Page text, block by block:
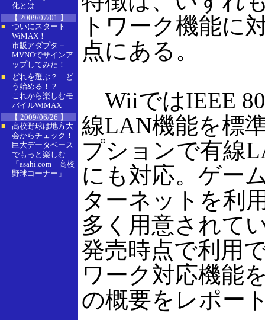
化とは
【 2009/07/01 】
■
ついにスタート
WiMAX！
市販アダプタ＋
MVNOでサインア
ップしてみた！
■
どれを選ぶ？ ど
う始める！？
これから楽しむモ
バイルWiMAX
【 2009/06/26 】
■
高校野球は地方大
会からチェック！
巨大データベース
でもっと楽しむ
「asahi.com 高校
野球コーナー」
トワーク機能に
点にある。
WiiではIEEE
線LAN機能を標
プションで有線
にも対応。ゲー
ターネットを利
多く用意されて
発売時点で利用
ワーク対応機能
の概要をレポー